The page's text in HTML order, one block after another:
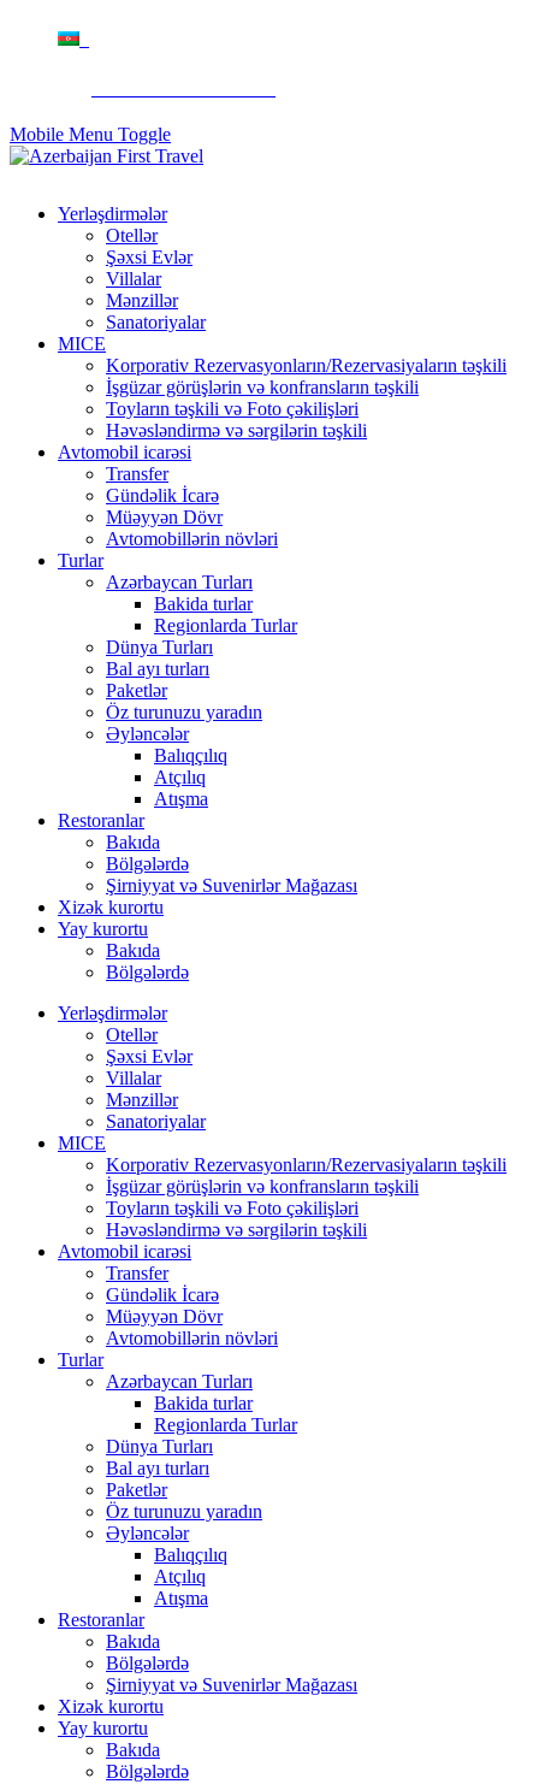
Mobile Menu Toggle
Yerləşdirmələr
Otellər
Şəxsi Evlər
Villalar
Mənzillər
Sanatoriyalar
MICE
Korporativ Rezervasyonların/Rezervasiyaların təşkili
İşgüzar görüşlərin və konfransların təşkili
Toyların təşkili və Foto çəkilişləri
Həvəsləndirmə və sərgilərin təşkili
Avtomobil icarəsi
Transfer
Gündəlik İcarə
Müəyyən Dövr
Avtomobillərin növləri
Turlar
Azərbaycan Turları
Bakida turlar
Regionlarda Turlar
Dünya Turları
Bal ayı turları
Paketlər
Öz turunuzu yaradın
Əyləncələr
Balıqçılıq
Atçılıq
Atışma
Restoranlar
Bakıda
Bölgələrdə
Şirniyyat və Suvenirlər Mağazası
Xizək kurortu
Yay kurortu
Bakıda
Bölgələrdə
Yerləşdirmələr
Otellər
Şəxsi Evlər
Villalar
Mənzillər
Sanatoriyalar
MICE
Korporativ Rezervasyonların/Rezervasiyaların təşkili
İşgüzar görüşlərin və konfransların təşkili
Toyların təşkili və Foto çəkilişləri
Həvəsləndirmə və sərgilərin təşkili
Avtomobil icarəsi
Transfer
Gündəlik İcarə
Müəyyən Dövr
Avtomobillərin növləri
Turlar
Azərbaycan Turları
Bakida turlar
Regionlarda Turlar
Dünya Turları
Bal ayı turları
Paketlər
Öz turunuzu yaradın
Əyləncələr
Balıqçılıq
Atçılıq
Atışma
Restoranlar
Bakıda
Bölgələrdə
Şirniyyat və Suvenirlər Mağazası
Xizək kurortu
Yay kurortu
Bakıda
Bölgələrdə